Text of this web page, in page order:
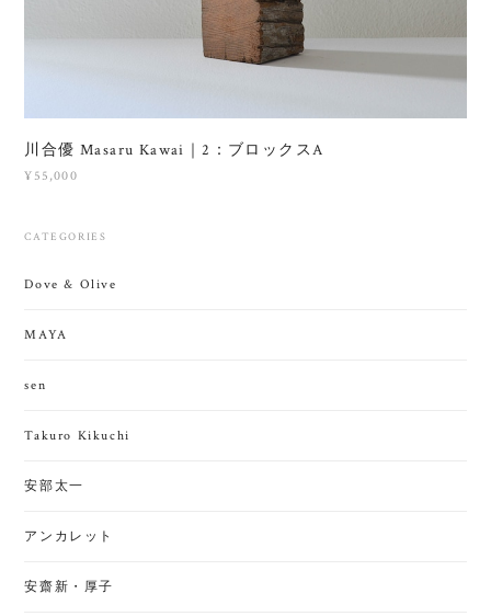
川合優 Masaru Kawai｜2：ブロックスA
¥55,000
CATEGORIES
Dove & Olive
MAYA
sen
Takuro Kikuchi
安部太一
アンカレット
安齋新・厚子